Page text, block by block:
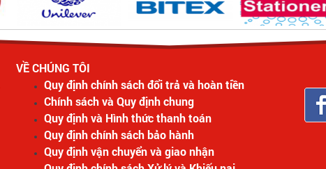
VỀ CHÚNG TÔI
Quy định chính sách đổi trả và hoàn tiền
Chính sách và Quy định chung
Quy định và Hình thức thanh toán
Quy định chính sách bảo hành
Quy định vận chuyển và giao nhận